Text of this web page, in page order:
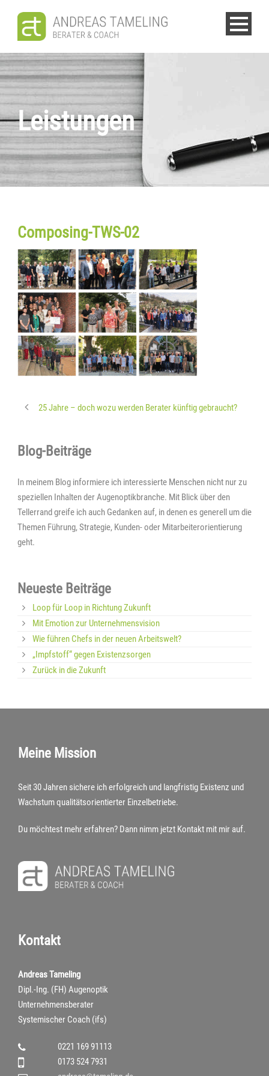
Leistungen
Composing-TWS-02
25 Jahre – doch wozu werden Berater künftig gebraucht?
Blog-Beiträge
In meinem Blog informiere ich interessierte Menschen nicht nur zu
speziellen Inhalten der Augenoptikbranche. Mit Blick über den
Tellerrand greife ich auch Gedanken auf, in denen es generell um die
Themen Führung, Strategie, Kunden- oder Mitarbeiterorientierung
geht.
Neueste Beiträge
Loop für Loop in Richtung Zukunft
Mit Emotion zur Unternehmensvision
Wie führen Chefs in der neuen Arbeitswelt?
„Impfstoff“ gegen Existenzsorgen
Zurück in die Zukunft
Meine Mission
Seit 30 Jahren sichere ich erfolgreich und langfristig Existenz und
Wachstum qualitätsorientierter Einzelbetriebe.
Du möchtest mehr erfahren? Dann nimm jetzt Kontakt mit mir auf.
Kontakt
Andreas Tameling
Dipl.-Ing. (FH) Augenoptik
Unternehmensberater
Systemischer Coach (ifs)
0221 169 91113
0173 524 7931